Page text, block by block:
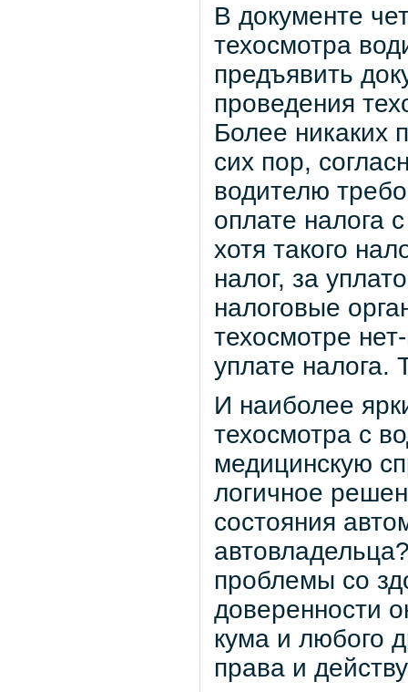
В документе
техосмотра
предъявить
проведения
Более никаких
сих пор,
водителю
оплате налога
хотя такого
налог, за
налоговые
техосмотре
уплате налога.
И наиболее
техосмотра с
медицинскую
логичное
состояния
проблемы со
доверенности
кума и любого
права и